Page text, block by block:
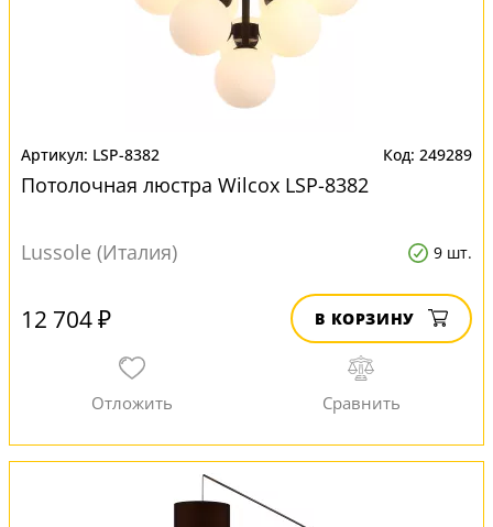
LSP-8382 249289
Потолочная люстра Wilcox LSP-8382
Lussole (Италия) 9 шт.
12 704 ₽ В КОРЗИНУ